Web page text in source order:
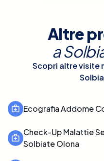
Altre
a
Scopri altre visite
Ecografia Addome
Check-Up Malattie
Solbiate Olona